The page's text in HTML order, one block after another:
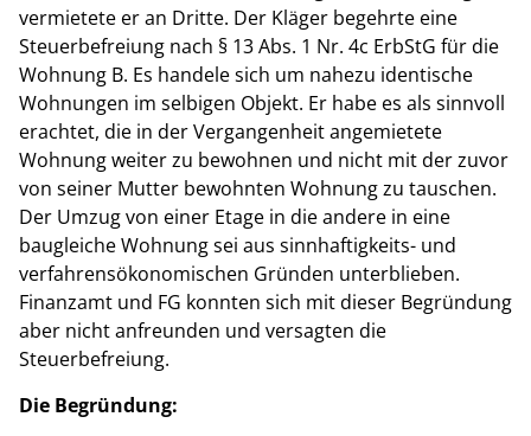
vermietete er an Dritte. Der Kläger begehrte eine
Steuerbefreiung nach § 13 Abs. 1 Nr. 4c ErbStG für die
Wohnung B. Es handele sich um nahezu identische
Wohnungen im selbigen Objekt. Er habe es als sinnvoll
erachtet, die in der Vergangenheit angemietete
Wohnung weiter zu bewohnen und nicht mit der zuvor
von seiner Mutter bewohnten Wohnung zu tauschen.
Der Umzug von einer Etage in die andere in eine
baugleiche Wohnung sei aus sinnhaftigkeits- und
verfahrensökonomischen Gründen unterblieben.
Finanzamt und FG konnten sich mit dieser Begründung
aber nicht anfreunden und versagten die
Steuerbefreiung.
Die Begründung: